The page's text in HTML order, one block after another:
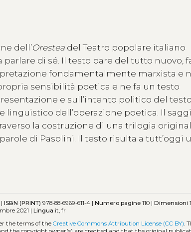
dell’Orestea del Teatro popolare italiano
di sé. Il testo pare del tutto nuovo,
fondamentalmente marxista e
sensibilità poetica e ne fa un testo
e sull’intento politico del
dell’operazione poetica. Il
la costruzione di una trilogia
di Pasolini. Il testo risulta a tutt’oggi
|ISBN (PRINT) 978-88-6969-611-4 |Numero pagine 110 |Dimensioni
2021 |Lingua it, fr
the terms of theCreative Commons Attribution License (CC BY).